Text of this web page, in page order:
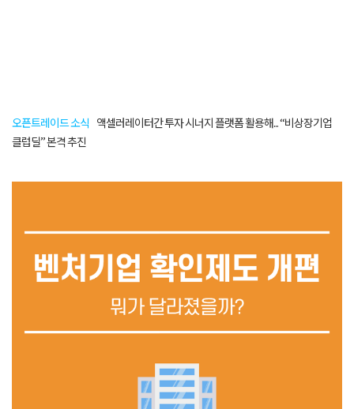
오픈트레이드 소식 액셀러레이터간 투자 시너지 플랫폼 활용해... “비상장기업
클럽딜” 본격 추진